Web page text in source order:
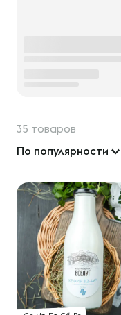
35 товаров
По популярности